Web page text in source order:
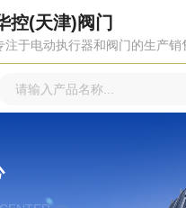
控(天津)阀门
注于电动执行器和阀门的生产销